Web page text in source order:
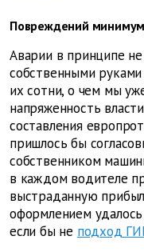
Повреждений
Аварии в принципе
собственными
их сотни, о чем мы
напряженность
составления
пришлось бы
собственником
в каждом водителе
выстраданную
оформлением
если бы не подход